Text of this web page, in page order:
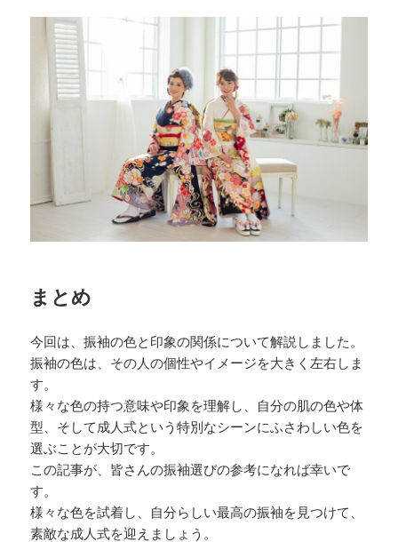
まとめ
今回は、振袖の色と印象の関係について解説しました。
振袖の色は、その人の個性やイメージを大きく左右しま
す。
様々な色の持つ意味や印象を理解し、自分の肌の色や体
型、そして成人式という特別なシーンにふさわしい色を
選ぶことが大切です。
この記事が、皆さんの振袖選びの参考になれば幸いで
す。
様々な色を試着し、自分らしい最高の振袖を見つけて、
素敵な成人式を迎えましょう。